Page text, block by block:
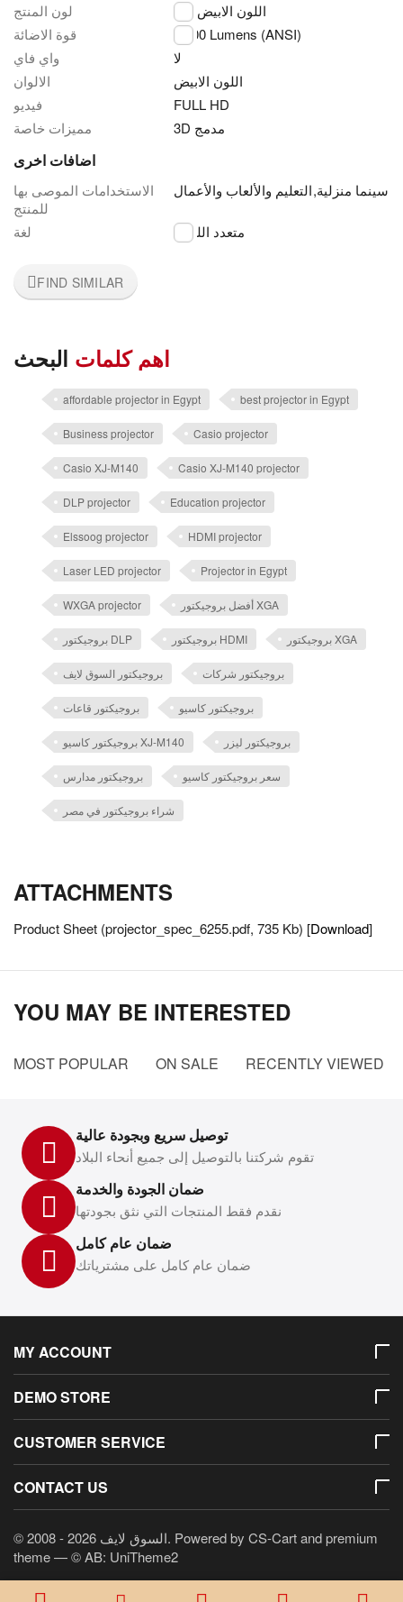
لون المنتج
اللون الابيض
قوة الاضائة
2,500 Lumens (ANSI)
واي فاي
لا
الالوان
اللون الابيض
فيديو
FULL HD
مميزات خاصة
3D مدمج
اضافات اخرى
الاستخدامات الموصى بها
للمنتج
التعليم والألعاب والأعمال,سينما منزلية
لغة متعدد اللغات
FIND SIMILAR
اهم كلمات البحث
affordable projector in Egypt best projector in Egypt
Business projector Casio projector
Casio XJ-M140 Casio XJ-M140 projector
DLP projector Education projector
Elssoog projector HDMI projector
Laser LED projector Projector in Egypt
WXGA projector أفضل بروجيكتور XGA
بروجيكتور DLP بروجيكتور HDMI بروجيكتور XGA
بروجيكتور السوق لايف بروجيكتور شركات
بروجيكتور قاعات بروجيكتور كاسيو
بروجيكتور كاسيو XJ-M140 بروجيكتور ليزر
بروجيكتور مدارس سعر بروجيكتور كاسيو
شراء بروجيكتور في مصر
ATTACHMENTS
Product Sheet (projector_spec_6255.pdf, 735 Kb) [Download]
YOU MAY BE INTERESTED
MOST POPULAR ON SALE RECENTLY VIEWED
توصيل سريع وبجودة عالية
تقوم شركتنا بالتوصيل إلى جميع أنحاء البلاد
ضمان الجودة والخدمة
نقدم فقط المنتجات التي نثق بجودتها
ضمان عام كامل
ضمان عام كامل على مشترياتك
MY ACCOUNT
DEMO STORE
CUSTOMER SERVICE
CONTACT US
© 2008 - 2026 السوق لايف. Powered by CS-Cartand premium
theme —© AB: UniTheme2